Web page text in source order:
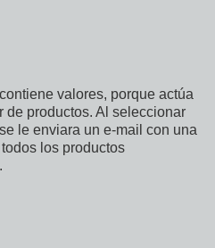
contiene valores, porque actúa
de productos. Al seleccionar
le enviara un e-mail con una
los productos